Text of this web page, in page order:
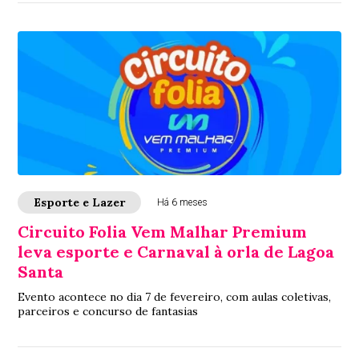
Esporte e Lazer Há 6 meses
Circuito Folia Vem Malhar Premium
leva esporte e Carnaval à orla de Lagoa
Santa
Evento acontece no dia 7 de fevereiro, com aulas coletivas,
parceiros e concurso de fantasias